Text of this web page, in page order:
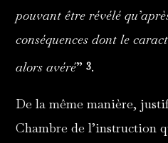
pouvant être révélé
conséquences dont le
alors avéré”3.
De la même manière,
Chambre de l’instruction